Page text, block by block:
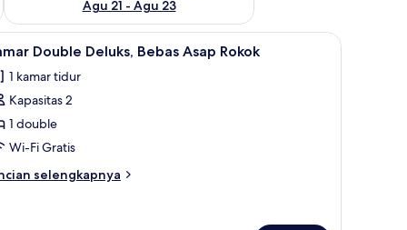
Agu 21 - Agu 23
kota | Meja kerja, Wi-Fi gratis, dan didekorasi berbeda-beda
Kamar Double Deluks, Bebas Asap Rokok |
7 Double Deluks, Bebas Asap Rokok
1 kamar tidur
Kapasitas 2
1 double
Wi-Fi Gratis
selengkapnya